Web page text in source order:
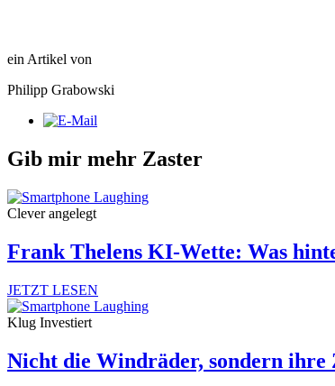
ein Artikel von
Philipp Grabowski
Gib mir mehr Zaster
Clever angelegt
Frank Thelens KI-Wette: Was
JETZT LESEN
Klug Investiert
Nicht die Windräder, sondern ihre